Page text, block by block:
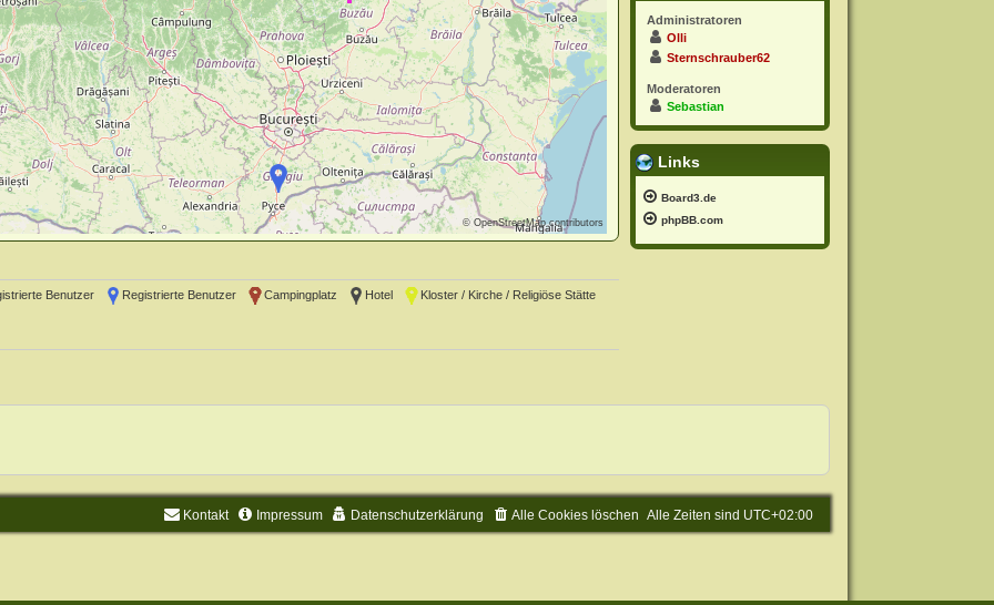
©OpenStreetMapcontributors
Benutzer Registrierte Benutzer Campingplatz Hotel Kloster / Kirche / Religiöse Stätte
Administratoren
Olli
Sternschrauber62
Moderatoren
Sebastian
Links
Board3.de
phpBB.com
Alle Zeiten sind UTC+02:00
Alle Cookies löschen
Datenschutzerklärung
Impressum
Kontakt